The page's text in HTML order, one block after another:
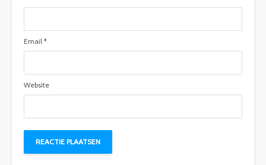
Email *
Website